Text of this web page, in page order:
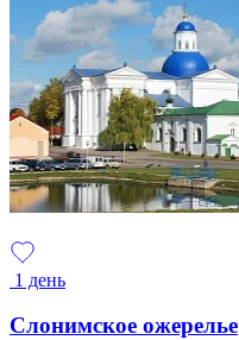
1 день
Слонимское ожерелье